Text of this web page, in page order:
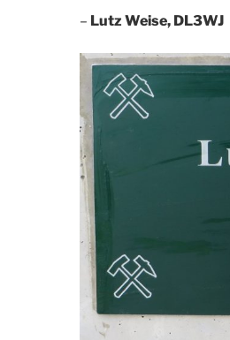
– Lutz Weise, DL3WJ